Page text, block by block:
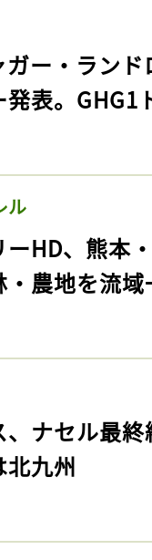
ガー・ラン
表。GHG1
ル
ーHD、熊本
農地を流
、ナセル最
九州